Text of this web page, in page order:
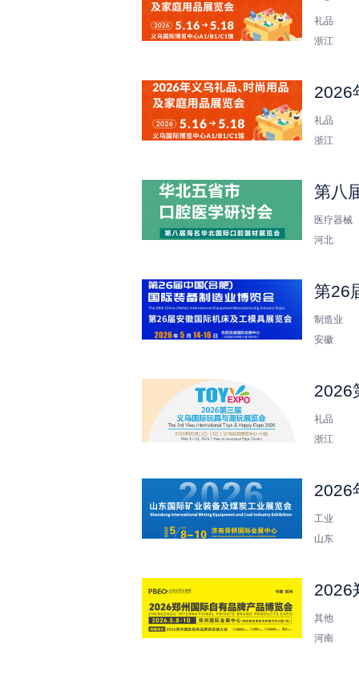
礼品
浙江
2026
礼品
浙江
第八
医疗器械
河北
第26
制造业
安徽
2026
礼品
浙江
2026
工业
山东
2026
其他
河南